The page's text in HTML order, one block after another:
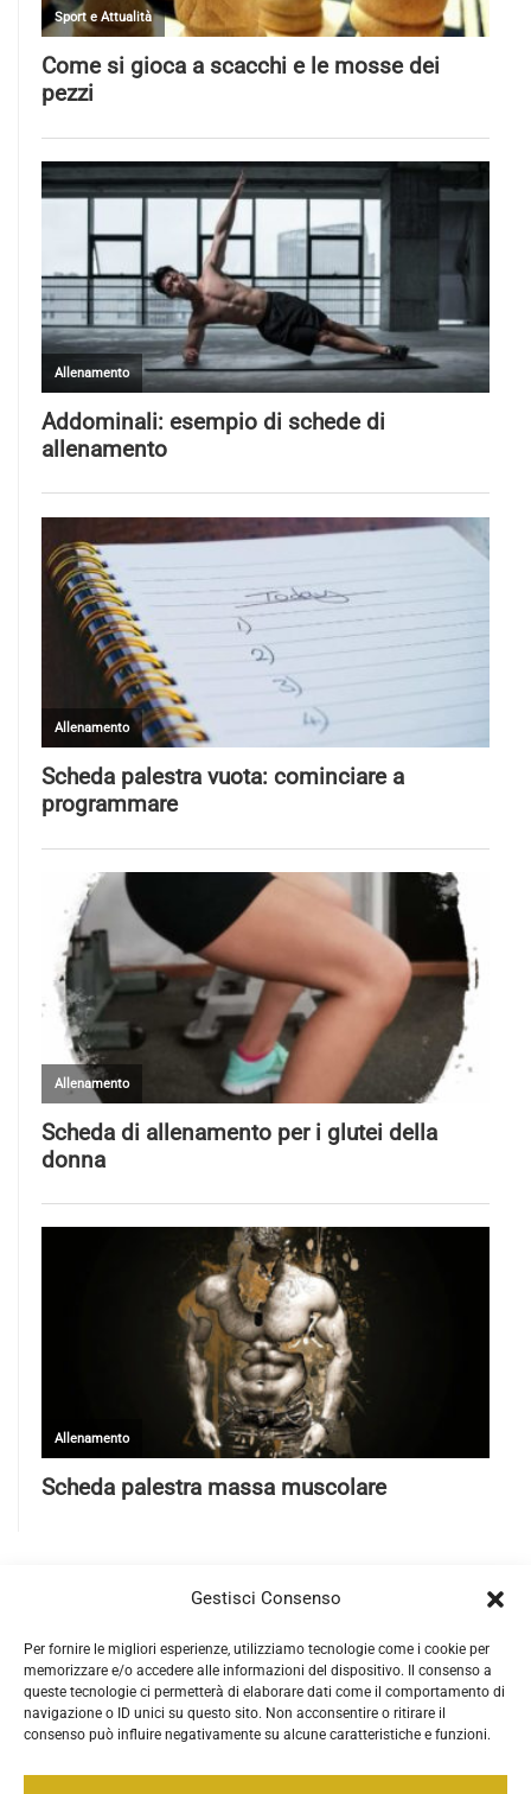
Gestisci Consenso
Per fornire le migliori esperienze, utilizziamo tecnologie come i cookie per
memorizzare e/o accedere alle informazioni del dispositivo. Il consenso a
queste tecnologie ci permetterà di elaborare dati come il comportamento di
navigazione o ID unici su questo sito. Non acconsentire o ritirare il
consenso può influire negativamente su alcune caratteristiche e funzioni.